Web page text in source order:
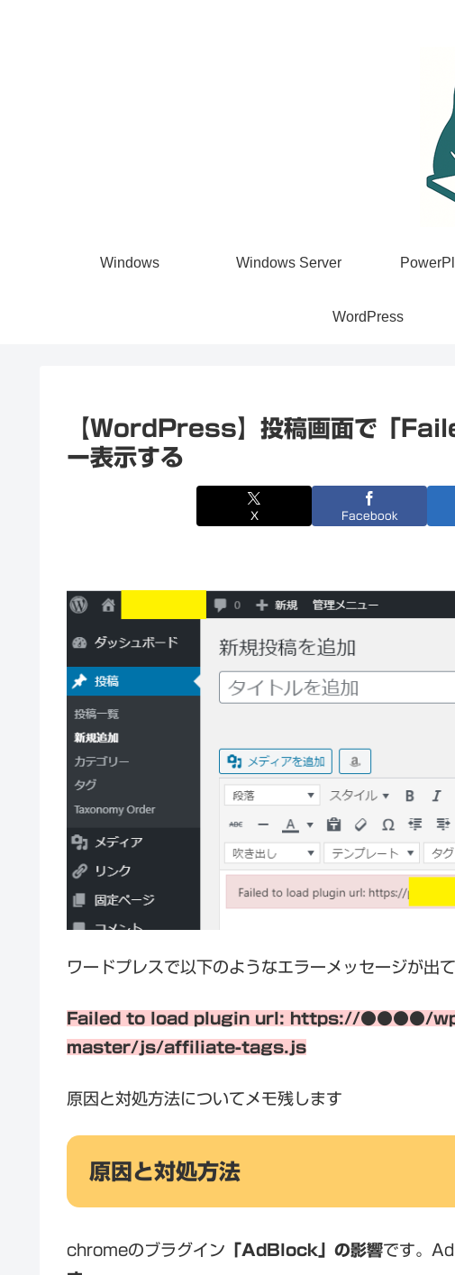
Windows Windows Server
WordPress
【WordPress】投稿画面で「
ー表示する
X Facebook
ワードプレスで以下のようなエラーメッセージが出
Failed to load plugin url: https://●●●●/
master/js/affiliate-tags.js
原因と対処方法についてメモ残します
原因と対処方法
chromeのブラグイン 「AdBlock」の影響です。